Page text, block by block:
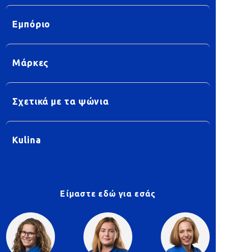
Εμπόριο
Μάρκες
Σχετικά με τα ψώνια
Kulina
Είμαστε εδώ για εσάς